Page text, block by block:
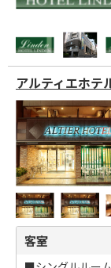
アルティエホテ
客室